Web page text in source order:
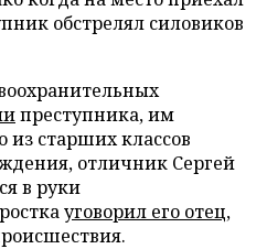
обстрелял силовиков
преступника, им
из старших классов
отличник Сергей
в руки
уговорил его отец,